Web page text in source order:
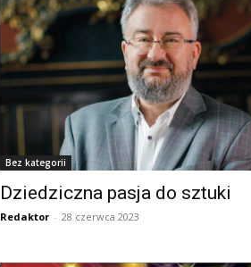
Bez kategorii
Dziedziczna pasja do sztuki
Redaktor - 28 czerwca 2023